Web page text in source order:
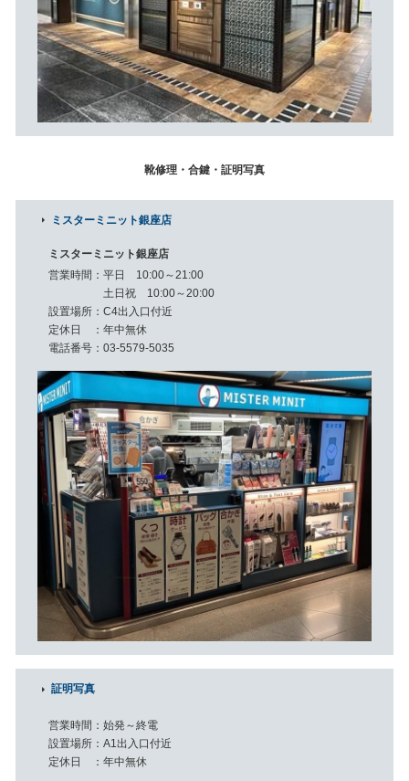
靴修理・合鍵・証明写真
ミスターミニット銀座店
ミスターミニット銀座店
営業時間
平日 10:00～21:00
土日祝 10:00～20:00
設置場所
C4出入口付近
定休日
年中無休
電話番号
03-5579-5035
証明写真
営業時間
始発～終電
設置場所
A1出入口付近
定休日
年中無休